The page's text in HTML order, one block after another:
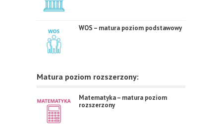
WOS – matura poziom podstawowy
Matura poziom rozszerzony:
Matematyka – matura poziom
rozszerzony